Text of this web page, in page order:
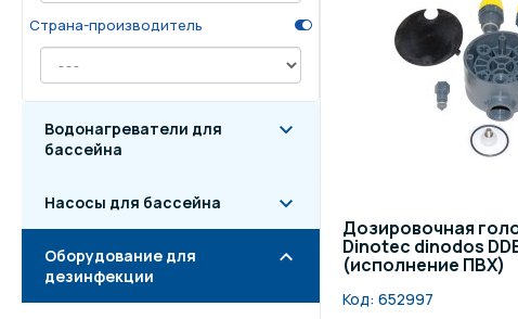
Инвентарь для отдыха
Страна-производитель
Водонагреватели для
бассейна
Насосы для бассейна
Оборудование для
дезинфекции
Дозировочная
Dinotec dinodos
(исполнение ПВХ)
Код: 652997